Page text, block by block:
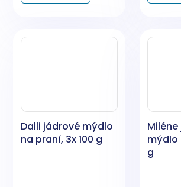
Dalli jádrové mýdlo
na praní, 3x 100 g
mýdlo
g